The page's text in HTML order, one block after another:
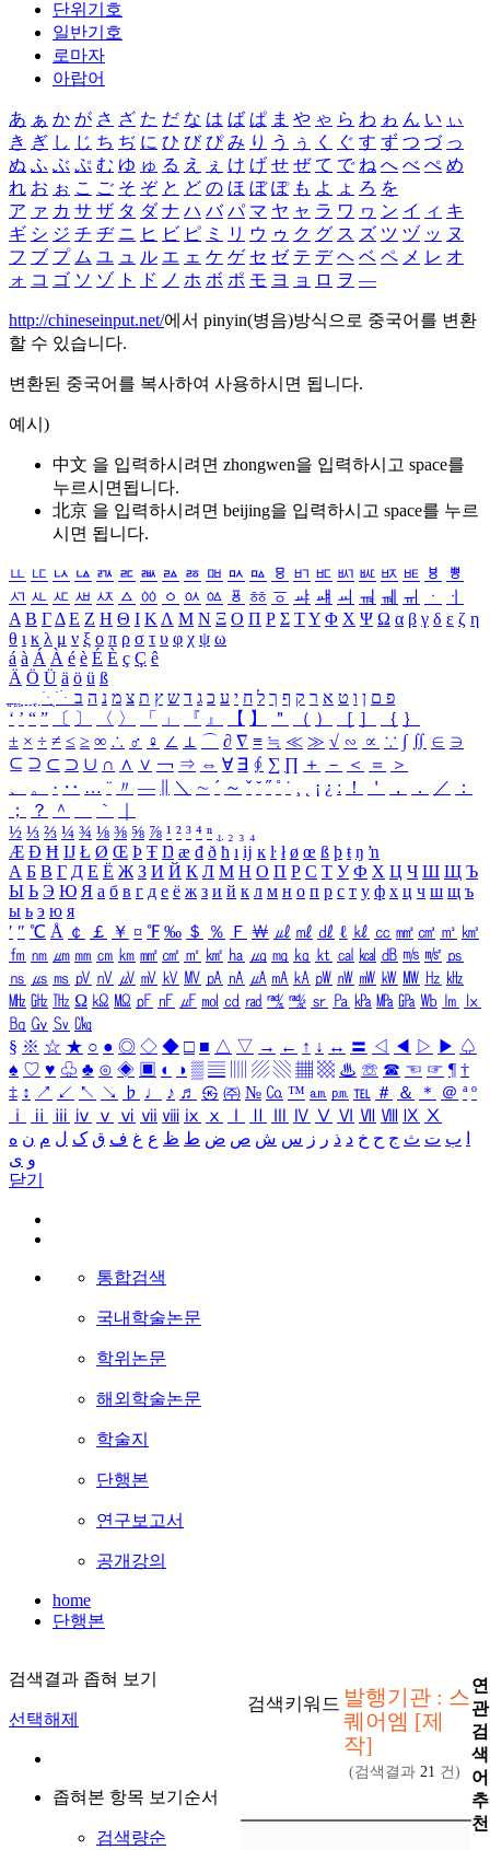
단위기호
일반기호
로마자
아랍어
あ ぁ か が さ ざ た だ な は ば ぱ ま や ゃ ら わ ゎ ん い ぃ
き ぎ し じ ち ぢ に ひ び ぴ み り う ぅ く ぐ す ず つ づ っ
ぬ ふ ぶ ぷ む ゆ ゅ る え ぇ け げ せ ぜ て で ね へ べ ぺ め
れ お ぉ こ ご そ ぞ と ど の ほ ぼ ぽ も よ ょ ろ を
ア ァ カ サ ザ タ ダ ナ ハ バ パ マ ヤ ャ ラ ワ ヮ ン イ ィ キ
ギ シ ジ チ ヂ ニ ヒ ビ ピ ミ リ ウ ゥ ク グ ス ズ ツ ヅ ッ ヌ
フ ブ プ ム ユ ュ ル エ ェ ケ ゲ セ ゼ テ デ ヘ ベ ペ メ レ オ
ォ コ ゴ ソ ゾ ト ド ノ ホ ボ ポ モ ヨ ョ ロ ヲ ―
http://chineseinput.net/에서 pinyin(병음)방식으로 중국어를 변환
할 수 있습니다.
변환된 중국어를 복사하여 사용하시면 됩니다.
예시)
中文 을 입력하시려면 zhongwen을 입력하시고 space를
누르시면됩니다.
北京 을 입력하시려면 beijing을 입력하시고 space를 누르
시면 됩니다.
ㅥ ㅦ ㅧ ㅨ ㅩ ㅪ ㅫ ㅬ ㅭ ㅮ ㅯ ㅰ ㅱ ㅲ ㅳ ㅴ ㅵ ㅶ ㅷ ㅸ
ㅹ
ㅺ ㅻ ㅼ ㅽ ㅾ ㅿ ㆀ ㆁ ㆂ ㆃ ㆄ ㆅ ㆆ ㆇ ㆈ ㆉ ㆊ ㆋ ㆌ ㆍ
ㆎ
Α Β ΓΔ Ε Ζ Η Θ Ι ΚΛ Μ Ν Ξ Ο Π Ρ Σ ΤΥ Φ Χ Ψ Ω α β γ δ ε ζ η
θ ι κ λ μ ν ξ ο π ρ σ τ υ φ χ ψ ω
á à Á À é è É È ç Ç ê
Ä Ö Ü ä ö ü ß
ִֶֹ ֻּ ׁׂ פ ם ן ו ט א ר ק ף ך ל ח י ע כ ג ד ש ץ ת צ מ נ ה ב
‘ ’ “ ” 〔 〕 〈 〉 「 」 『 』 【 】 ＂ （ ） ［ ］ ｛ ｝
± × ÷ ≠ ≤ ≥ ∞ ∴ ♂ ♀ ∠ ⊥ ⌒ ∂ ∇ ≡ ≒ ≪ ≫ √ ∽ ∝ ∵ ∫ ∬ ∈ ∋
⊆ ⊇ ⊂ ⊃ ∪ ∩ ∧ ∨ ￢ ⇒ ⇔ ∀ ∃ ∮ ∑ ∏ ＋ － ＜ ＝
＞
、
。 · ‥ … ¨ 〃 ― ＼ ∼ ´ ～ ˇ ˘ ˝ ˚ ˙ ¸ ¡ ¿ ː ！ ＇ ， ． ／
：
；
？ ＾ ｀
½ ⅓ ⅔ ¼ ¾ ⅛ ⅜ ⅝ ⅞ ¹ ² ³ ⁴ ⁿ ₁ ₂ ₃ ₄
Æ Ð Ħ Ĳ Ł Ø Œ Þ Ŧ Ŋ æ đ ð ħ ı ĳ ĸ ŀ ł ø œ ß þ ŧ ŋ ŉ
А Б В Г Д Е Ё Ж З И Й К Л М Н О П Р С Т У Ф Х Ц Ч Ш Щ Ъ
Ы Ь Э Ю Я а б в г д е ё ж з и й к л м н о п р с т у ф х ц ч ш щ ъ
ы ь э ю я
′ ″ ℃ Å ￠ ￡ ￥ ¤ ℉ ‰ ＄ ％ Ｆ ￦ ㎕ ㎖ ㎗ ℓ ㎘ ㏄ ㎣ ㎤ ㎥ ㎦
㎙ ㎚ ㎛ ㎜ ㎝ ㎞ ㎟ ㎠ ㎡ ㎢ ㏊ ㎍ ㎎ ㎏ ㏏ ㎈ ㎉ ㏈ ㎧ ㎨ ㎰
㎱ ㎲ ㎳ ㎴ ㎵ ㎶ ㎷ ㎸ ㎹ ㎀ ㎁ ㎂ ㎃ ㎄ ㎺ ㎻ ㎽ ㎾ ㎿ ㎐ ㎑
㎒ ㎓ ㎔ Ω ㏀ ㏁ ㎊ ㎋ ㎌ ㏖ ㏅ ㎭ ㎮ ㎯ ㏛ ㎩ ㎪ ㎫ ㎬ ㏝ ㏐
㏓
㏃ ㏉ ㏜ ㏆
§ ※ ☆ ★ ○ ● ◎ ◇ ◆ □ ■ △ ▽ → ← ↑ ↓ ↔ 〓 ◁ ◀ ▷ ▶ ♤
♠ ♡ ♥ ♧ ♣ ⊙ ◈ ▣ ◐ ◑ ▒ ▤ ▨ ▧ ▦ ▩ ♨ ☏ ☎ ☜ ☞ ¶ †
‡ ↕ ↗ ↙ ↖ ↘ ♭ ♩ ♪ ♬ ㉿ ㈜ № ㏇ ™ ㏂ ㏘ ℡ ＃ ＆ ＊ ＠ ª º
ⅰ
ⅱ ⅲ ⅳ ⅴ ⅵ ⅶ ⅷ ⅸ ⅹ Ⅳ Ⅴ Ⅵ Ⅶ Ⅷ Ⅸ Ⅹ
ب ت ث ج ح خ د ذ ر ز س ش ص ض ط ظ ع غ ف ق ک ل م ن ه
و ی
닫기
통합검색
국내학술논문
학위논문
해외학술논문
학술지
단행본
연구보고서
공개강의
home
단행본
검색결과 좁혀 보기
선택해제
좁혀본 항목 보기순서
검색량순
검색키워드 발행기관 : 스
퀘어엠 [제
작]
(검색결과 21 건)
연
관
검
색
어
추
천